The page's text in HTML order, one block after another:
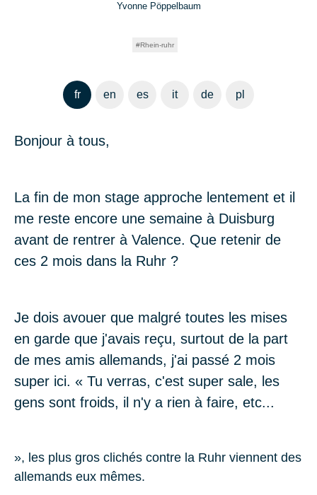
Yvonne Pöppelbaum
Rhein-ruhr
fr en es it de pl
Bonjour à tous,
La fin de mon stage approche lentement et il
me reste encore une semaine à Duisburg
avant de rentrer à Valence. Que retenir de
ces 2 mois dans la Ruhr ?
Je dois avouer que malgré toutes les mises
en garde que j'avais reçu, surtout de la part
de mes amis allemands, j'ai passé 2 mois
super ici. « Tu verras, c'est super sale, les
gens sont froids, il n'y a rien à faire, etc...
», les plus gros clichés contre la Ruhr viennent des
allemands eux mêmes.